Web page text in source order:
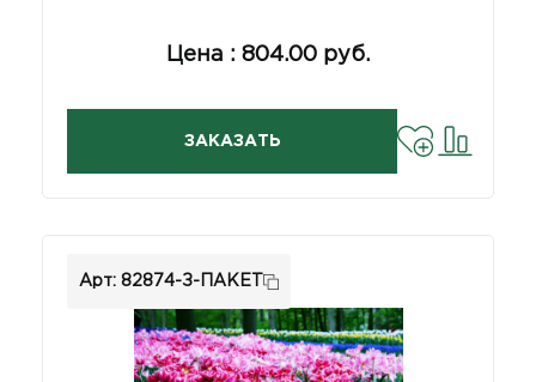
Цена : 804.00 руб.
ЗАКАЗАТЬ
Арт: 82874-З-ПАКЕТ